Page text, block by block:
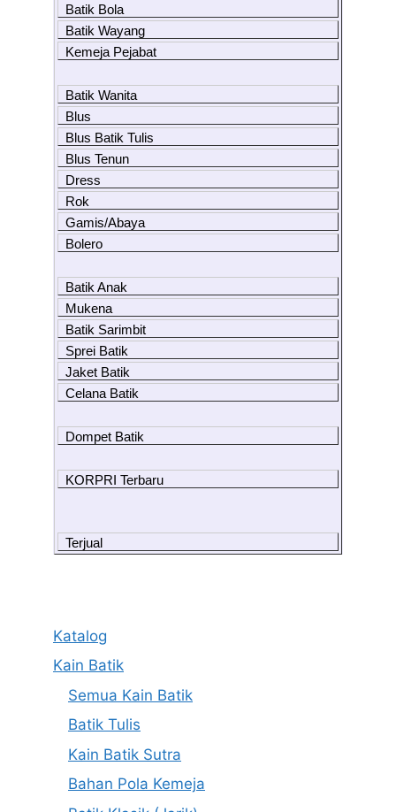
Batik Bola
Batik Wayang
Kemeja Pejabat
Batik Wanita
Blus
Blus Batik Tulis
Blus Tenun
Dress
Rok
Gamis/Abaya
Bolero
Batik Anak
Mukena
Batik Sarimbit
Sprei Batik
Jaket Batik
Celana Batik
Dompet Batik
KORPRI Terbaru
Terjual
Katalog
Kain Batik
Semua Kain Batik
Batik Tulis
Kain Batik Sutra
Bahan Pola Kemeja